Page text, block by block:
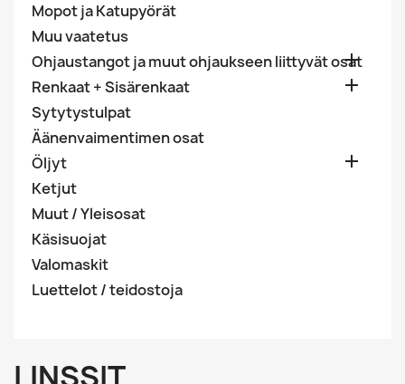
Mopot ja Katupyörät
Muu vaatetus
Ohjaustangot ja muut ohjaukseen liittyvät osat

Renkaat + Sisärenkaat 
Sytytystulpat
Äänenvaimentimen osat
Öljyt

Ketjut
Muut / Yleisosat
Käsisuojat
Valomaskit
Luettelot / teidostoja